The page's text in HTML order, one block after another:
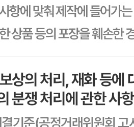
통기한 또는 품질유지기한이 상이
문의하여 주십시오. 제조일로부